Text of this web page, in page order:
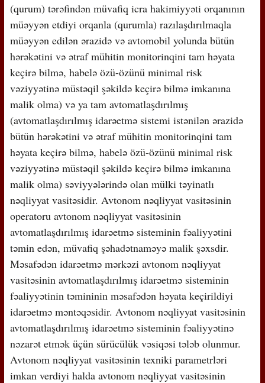
(qurum) tərəfindən müvafiq icra hakimiyyəti orqanının
müəyyən etdiyi orqanla (qurumla) razılaşdırılmaqla
müəyyən edilən ərazidə və avtomobil yolunda bütün
hərəkətini və ətraf mühitin monitorinqini tam həyata
keçirə bilmə, habelə özü-özünü minimal risk
vəziyyətinə müstəqil şəkildə keçirə bilmə imkanına
malik olma) və ya tam avtomatlaşdırılmış
(avtomatlaşdırılmış idarəetmə sistemi istənilən ərazidə
bütün hərəkətini və ətraf mühitin monitorinqini tam
həyata keçirə bilmə, habelə özü-özünü minimal risk
vəziyyətinə müstəqil şəkildə keçirə bilmə imkanına
malik olma) səviyyələrində olan mülki təyinatlı
nəqliyyat vasitəsidir. Avtonom nəqliyyat vasitəsinin
operatoru avtonom nəqliyyat vasitəsinin
avtomatlaşdırılmış idarəetmə sisteminin fəaliyyətini
təmin edən, müvafiq şəhadətnaməyə malik şəxsdir.
Məsafədən idarəetmə mərkəzi avtonom nəqliyyat
vasitəsinin avtomatlaşdırılmış idarəetmə sisteminin
fəaliyyətinin təmininin məsafədən həyata keçirildiyi
idarəetmə məntəqəsidir. Avtonom nəqliyyat vasitəsinin
avtomatlaşdırılmış idarəetmə sisteminin fəaliyyətinə
nəzarət etmək üçün sürücülük vəsiqəsi tələb olunmur.
Avtonom nəqliyyat vasitəsinin texniki parametrləri
imkan verdiyi halda avtonom nəqliyyat vasitəsinin